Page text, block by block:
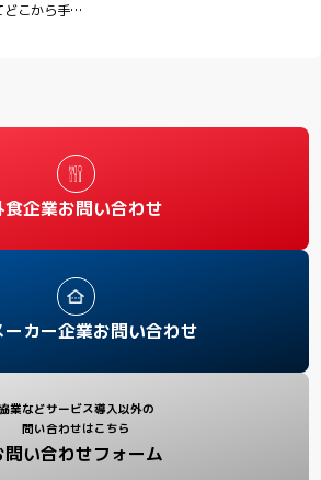
どこから手…
食企業お問い合わせ
ーカー企業お問い合わせ
業などサービス導入以外の
問い合わせはこちら
問い合わせフォーム